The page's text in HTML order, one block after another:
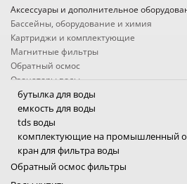
Аксессуары и дополнительное
Бассейны, оборудование и химия
Картриджи и комплектующие
Магнитные фильтры
Обратный осмос
Озонаторы воды
Походные фильтры
Проточные фильтры
Системы защиты от протечек
Системы очистки воды промышленные
Ультрафиолетовые фильтры для воды
Умягчители, обезжелезиватели, угольные
бутылка для воды
емкость для воды
tds воды
комплектующие на промышленный
кран для фильтра воды
насосы для осмоса промышленного
Обратный осмос фильтры